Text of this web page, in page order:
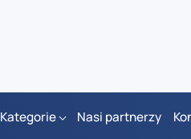
Kategorie Nasi partnerzy